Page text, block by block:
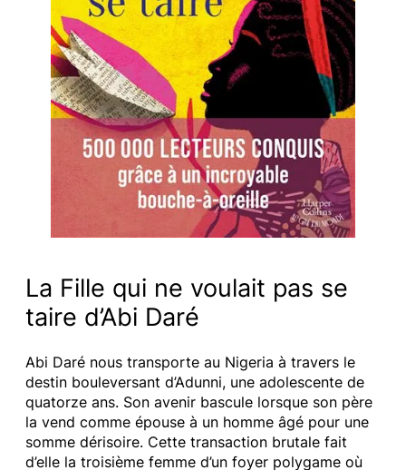
La Fille qui ne voulait pas se
taire d’Abi Daré
Abi Daré nous transporte au Nigeria à travers le
destin bouleversant d’Adunni, une adolescente de
quatorze ans. Son avenir bascule lorsque son père
la vend comme épouse à un homme âgé pour une
somme dérisoire. Cette transaction brutale fait
d’elle la troisième femme d’un foyer polygame où